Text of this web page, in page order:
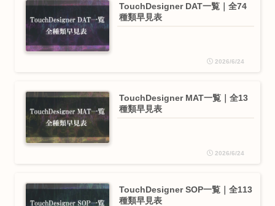
TouchDesigner DAT一覧｜全74
種類早見表
2026/6/24
TouchDesigner MAT一覧｜全13
種類早見表
2026/6/24
TouchDesigner SOP一覧｜全113
種類早見表